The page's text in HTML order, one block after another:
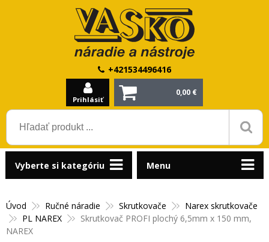
+421534496416
Prihlásiť
0,00 €
Úvod Ručné náradie Skrutkovače
Narex skrutkovače
PL NAREX
Skrutkovač PROFI plochý 6,5mm x 150 mm,
NAREX
Vyberte si kategóriu Menu